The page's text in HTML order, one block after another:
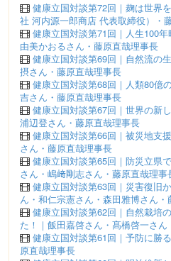
健康立国対談第72回｜麹は世界
社 河内源一郎商店 代表取締役）・
健康立国対談第71回｜人生100
由美かおるさん・藤原直哉理事長
健康立国対談第69回｜自然流の
摂さん・藤原直哉理事長
健康立国対談第68回｜人類80億
吉さん・藤原直哉理事長
健康立国対談第67回｜世界の新
浦辺登さん・藤原直哉理事長
健康立国対談第66回｜被災地支
さん・藤原直哉理事長
健康立国対談第65回｜防災立県
さん・嶋﨑剛志さん・藤原直哉理事
健康立国対談第63回｜災害復旧
ん・和仁宗憲さん・森田雅博さん
健康立国対談第62回｜自然栽培
た！｜飯田嘉啓さん・髙橋啓一さ
健康立国対談第61回｜予防に勝
原直哉理事長